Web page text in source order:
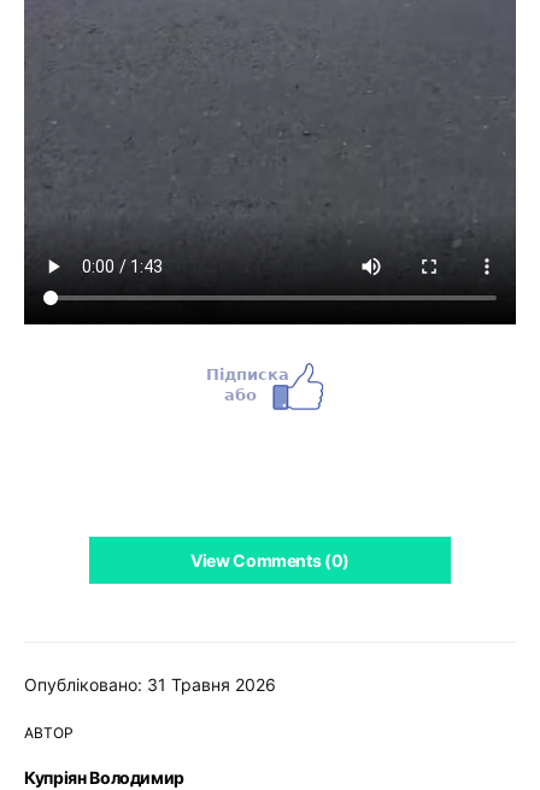
Опубліковано: 31 Травня 2026
АВТОР
Купріян Володимир
View Comments (0)